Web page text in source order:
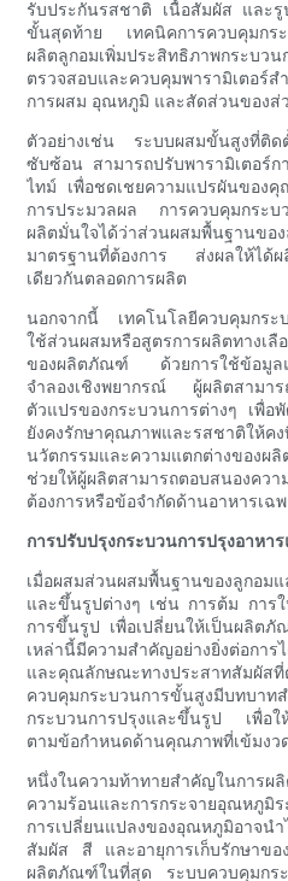
รับประกันรสชาติ เนื้อสัมผัส และ
ขั้นสุดท้าย เทคนิคการควบคุมกระ
ผลิตลูกอมเพิ่มประสิทธิภาพกระบว
ตรวจสอบและควบคุมพารามิเตอร์
การผสม อุณหภูมิ และสัดส่วนของส่
ตัวอย่างเช่น ระบบผสมขั้นสูงที่ติด
ซับซ้อน สามารถปรับพารามิเตอร์ก
ไทม์ เพื่อชดเชยความแปรผันของ
การประมวลผล การควบคุมกระบ
ผลิตมั่นใจได้ว่าส่วนผสมพื้นฐานขอ
มาตรฐานที่ต้องการ ส่งผลให้ได้ผ
เดียวกันตลอดการผลิต
นอกจากนี้ เทคโนโลยีควบคุมกระ
ใช้ส่วนผสมหรือสูตรการผลิตทางเ
ของผลิตภัณฑ์ ด้วยการใช้ข้อมูลแ
จำลองเชิงพยากรณ์ ผู้ผลิตสามาร
ตัวแปรของกระบวนการต่างๆ เพื่
ยังคงรักษาคุณภาพและรสชาติให้
นวัตกรรมและความแตกต่างขอ
ช่วยให้ผู้ผลิตสามารถตอบสนองคว
ต้องการหรือข้อจำกัดด้านอาหารเฉพ
การปรับปรุงกระบวนการปรุงอาหา
เมื่อผสมส่วนผสมพื้นฐานของลูกอม
และขึ้นรูปต่างๆ เช่น การต้ม การ
การขึ้นรูป เพื่อเปลี่ยนให้เป็นผลิต
เหล่านี้มีความสำคัญอย่างยิ่งต่อก
และคุณลักษณะทางประสาทสัมผัสที่
ควบคุมกระบวนการขั้นสูงมีบทบาท
กระบวนการปรุงและขึ้นรูป เพื่อใ
ตามข้อกำหนดด้านคุณภาพที่เข้มงว
หนึ่งในความท้าทายสำคัญในการผลิ
ความร้อนและการกระจายอุณหภูมิร
การเปลี่ยนแปลงของอุณหภูมิอาจน
สัมผัส สี และอายุการเก็บรักษาข
ผลิตภัณฑ์ในที่สุด ระบบควบคุมกระ